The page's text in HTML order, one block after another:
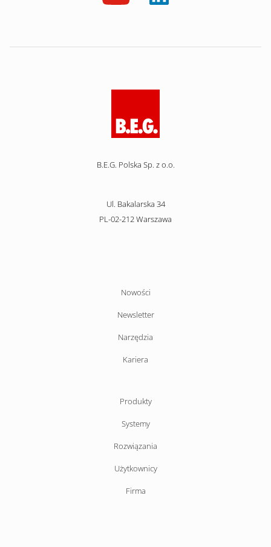
B.E.G. Polska Sp. z o.o.
Ul. Bakalarska 34
PL-02-212 Warszawa
Pomiń
nawigacje
Nowości
Newsletter
Narzędzia
Kariera
Pomiń
nawigacje
Produkty
Systemy
Rozwiązania
Użytkownicy
Firma